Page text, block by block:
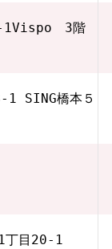
1Vispo 3階
1 SING橋本５
丁目20-1